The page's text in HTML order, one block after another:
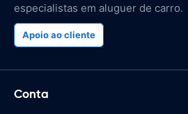
especialistas em aluguer de carro.
Apoio ao cliente
Conta